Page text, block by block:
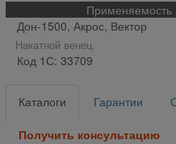
Применяемость
Дон-1500, Акрос, Вектор
Накатной венец.
Код 1С: 33709
Каталоги Гарантии
Получить консультацию